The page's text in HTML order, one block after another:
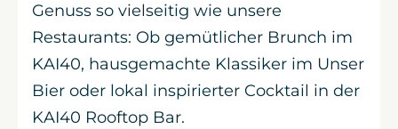
Genuss so vielseitig wie unsere
Restaurants: Ob gemütlicher Brunch im
KAI40, hausgemachte Klassiker im Unser
Bier oder lokal inspirierter Cocktail in der
KAI40 Rooftop Bar.